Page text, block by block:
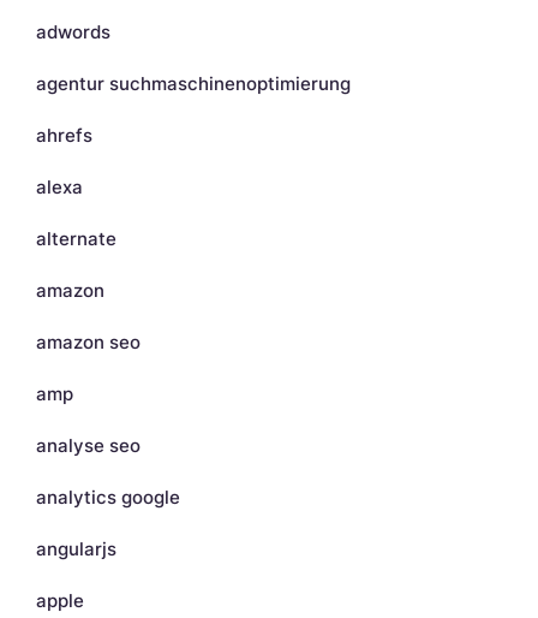
adwords
agentur suchmaschinenoptimierung
ahrefs
alexa
alternate
amazon
amazon seo
amp
analyse seo
analytics google
angularjs
apple